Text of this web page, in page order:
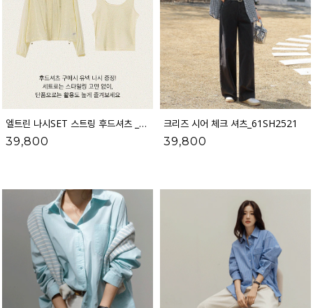
엘트린 나시SET 스트링 후드셔츠 _61SH2059
39,800
크리즈 시어 체크 셔츠_61SH2521
39,800